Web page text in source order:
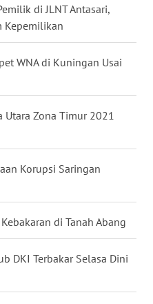
di JLNT Antasari,
Kepemilikan
WNA di Kuningan Usai
Utara Zona Timur 2021
Korupsi Saringan
di Tanah Abang
DKI Terbakar Selasa Dini